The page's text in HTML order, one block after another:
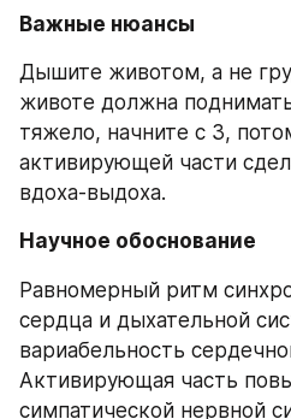
Важные нюансы
Дышите животом, а не
животе должна
тяжело, начните с 3,
активирующей части
вдоха-выдоха.
Научное обоснование
Равномерный ритм
сердца и дыхательной
вариабельность
Активирующая часть
симпатической нервной